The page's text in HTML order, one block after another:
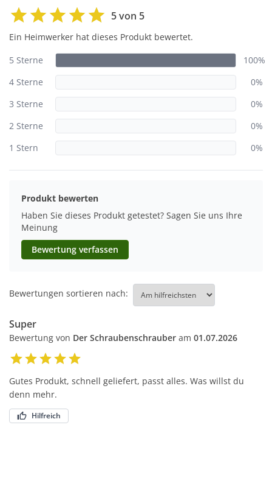
5 von 5
Ein Heimwerker hat dieses Produkt bewertet.
5 Sterne
100%
4 Sterne
0%
3 Sterne
0%
2 Sterne
0%
1 Stern
0%
Produkt bewerten
Haben Sie dieses Produkt getestet? Sagen Sie uns Ihre
Meinung
Bewertung verfassen
Bewertungen sortieren nach:
Super
Bewertung von Der Schraubenschrauber am 01.07.2026
Gutes Produkt, schnell geliefert, passt alles. Was willst du
denn mehr.
Hilfreich